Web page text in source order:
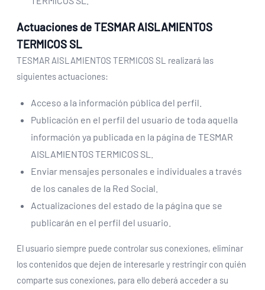
Actuaciones de TESMAR AISLAMIENTOS
TERMICOS SL
TESMAR AISLAMIENTOS TERMICOS SL realizará las
siguientes actuaciones:
Acceso a la información pública del perfil.
Publicación en el perfil del usuario de toda aquella
información ya publicada en la página de TESMAR
AISLAMIENTOS TERMICOS SL.
Enviar mensajes personales e individuales a través
de los canales de la Red Social.
Actualizaciones del estado de la página que se
publicarán en el perfil del usuario.
El usuario siempre puede controlar sus conexiones, eliminar
los contenidos que dejen de interesarle y restringir con quién
comparte sus conexiones, para ello deberá acceder a su